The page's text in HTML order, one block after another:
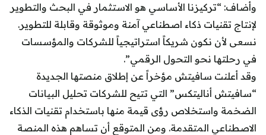
وأضاف: “تركيزنا الأساسي هو الاستثمار في البحث والتطوير
لإنتاج تقنيات ذكاء اصطناعي آمنة وموثوقة وقابلة للتطوير.
نسعى لأن نكون شريكاً استراتيجياً للشركات والمؤسسات
في رحلتها نحو التحول الرقمي”.
وقد أعلنت سافيتش مؤخراً عن إطلاق منصتها الجديدة
“سافيتش أناليتكس” التي تتيح للشركات تحليل البيانات
الضخمة واستخلاص رؤى قيمة منها باستخدام تقنيات الذكاء
الاصطناعي المتقدمة. ومن المتوقع أن تساهم هذه المنصة